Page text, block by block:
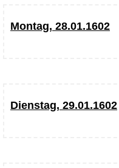
Montag, 28.01.1602
Dienstag, 29.01.1602